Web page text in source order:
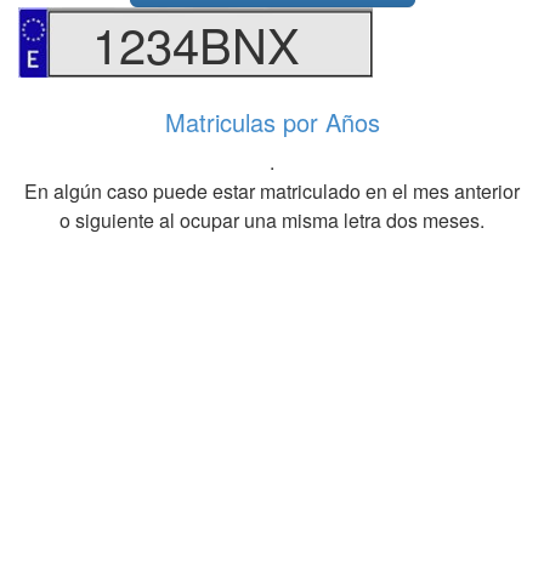
1234BNX
Matriculas por Años
.
En algún caso puede estar matriculado en el mes anterior
o siguiente al ocupar una misma letra dos meses.